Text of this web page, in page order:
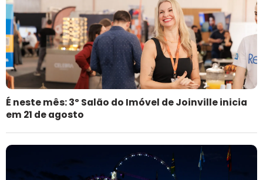
É neste mês: 3º Salão do Imóvel de Joinville inicia
em 21 de agosto